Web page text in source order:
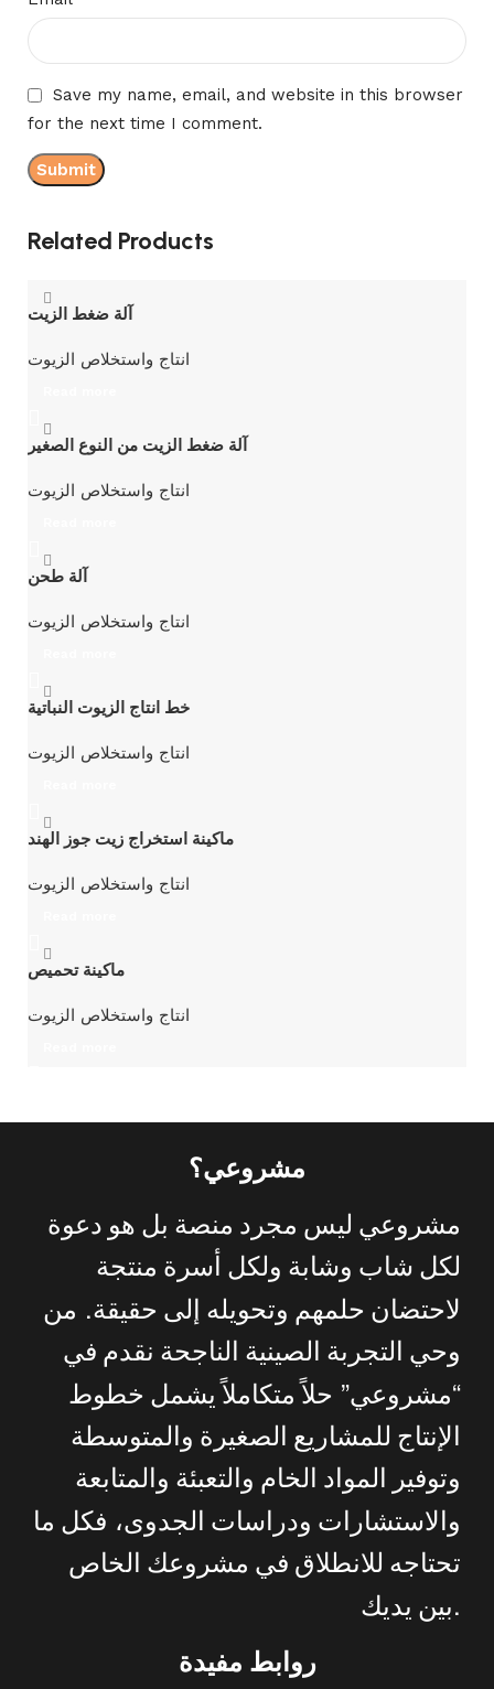
Save my name, email, and website in this browser
for the next time I comment.
Related Products
آلة ضغط الزيت
انتاج واستخلاص الزيوت
آلة ضغط الزيت من النوع الصغير
انتاج واستخلاص الزيوت
آلة طحن
انتاج واستخلاص الزيوت
خط انتاج الزيوت النباتية
انتاج واستخلاص الزيوت
ماكينة استخراج زيت جوز الهند
انتاج واستخلاص الزيوت
ماكينة تحميص
انتاج واستخلاص الزيوت
روابط مفيدة
مشروعي؟
مشروعي ليس مجرد منصة بل هو دعوة
لكل شاب وشابة ولكل أسرة منتجة
لاحتضان حلمهم وتحويله إلى حقيقة. من
وحي التجربة الصينية الناجحة نقدم في
“مشروعي” حلاً متكاملاً يشمل خطوط
الإنتاج للمشاريع الصغيرة والمتوسطة
وتوفير
المواد الخام والتعبئة والمتابعة
والاستشارات ودراسات الجدوى، فكل ما
تحتاجه للانطلاق في مشروعك الخاص
بين يديك .